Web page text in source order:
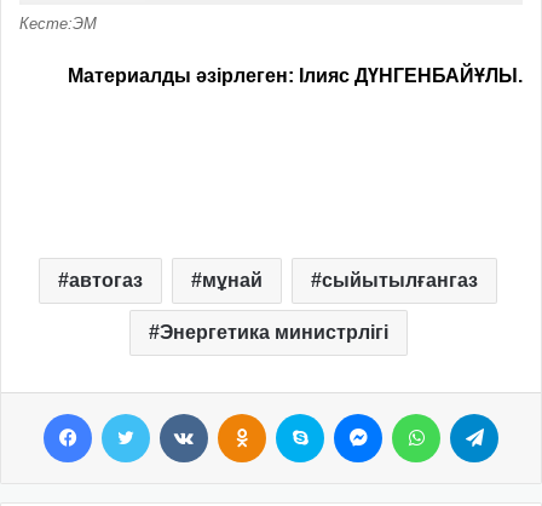
Кесте:ЭМ
Материалды әзірлеген: Ілияс ДҮНГЕНБАЙҰЛЫ.
автогаз мұнай сыйытылғангаз
Энергетика министрлігі